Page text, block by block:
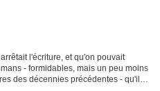
l'écriture, et qu'on pouvait
- formidables, mais un peu moins
des décennies précédentes - qu'il